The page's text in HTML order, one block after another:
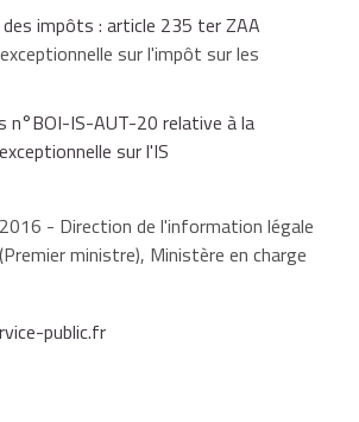
des impôts : article 235 ter ZAA
sur l'impôt sur les
n°BOI-IS-AUT-20 relative à la
sur l'IS
- Direction de l'information légale
ministre), Ministère en charge